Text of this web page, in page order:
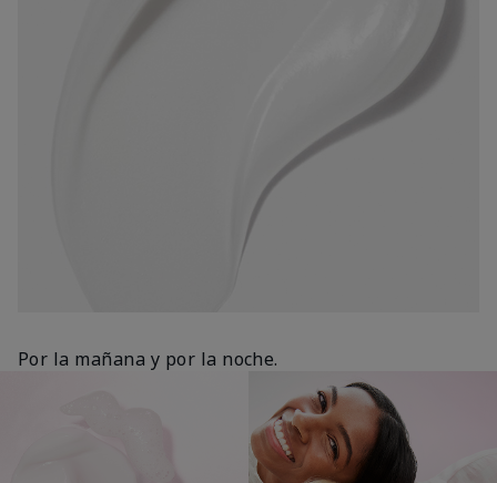
Por la mañana y por la noche.